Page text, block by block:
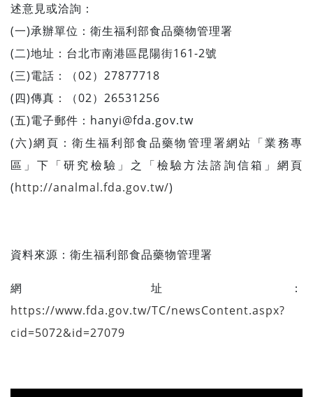
述意見或洽詢：
(一)承辦單位：衛生福利部食品藥物管理署
(二)地址：台北市南港區昆陽街161-2號
(三)電話：（02）27877718
(四)傳真：（02）26531256
(五)電子郵件： hanyi@fda.gov.tw
(六)網頁：衛生福利部食品藥物管理署網站「業務專
區」下「研究檢驗」之「檢驗方法諮詢信箱」網頁
(http://analmal.fda.gov.tw/)
資料來源： 衛生福利部食品藥物管理署
網址：
https://www.fda.gov.tw/TC/newsContent.aspx?
cid=5072&id=27079